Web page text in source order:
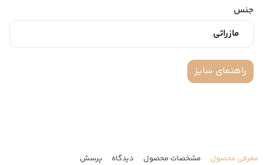
جنس
مازراتی
راهنمای سایز
معرفی محصول مشخصات محصول دیدگاه پرسش